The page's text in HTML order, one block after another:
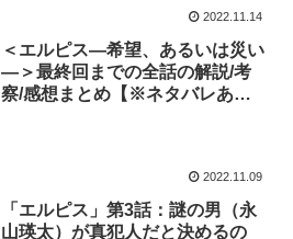
2022.11.14
＜エルピス—希望、あるいは災い
—＞最終回までの全話の解説/考
察/感想まとめ【※ネタバレあ
2022.11.09
「エルピス」第3話：謎の男（永
山瑛太）が真犯人だと決めるの